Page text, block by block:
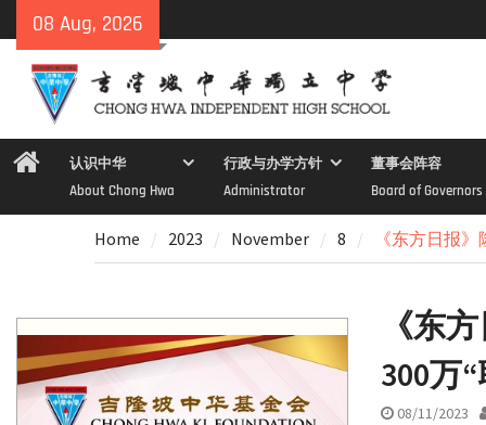
to
content
08 Aug, 2026
Home认识中华
About Chong Hwa
行政与办学方针
Administrator
董事会阵容
Board of Governors
Home 2023 November 8 《东方日报
《东
300万
08/11/2023